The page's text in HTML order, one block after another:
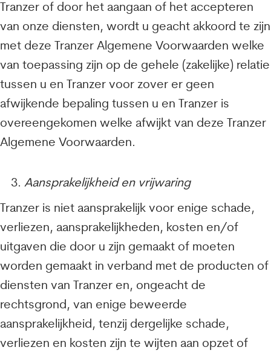
Tranzer of door het aangaan of het accepteren
van onze diensten, wordt u geacht akkoord te zijn
met deze Tranzer Algemene Voorwaarden welke
van toepassing zijn op de gehele (zakelijke) relatie
tussen u en Tranzer voor zover er geen
afwijkende bepaling tussen u en Tranzer is
overeengekomen welke afwijkt van deze Tranzer
Algemene Voorwaarden.
Aansprakelijkheid en vrijwaring
Tranzer is niet aansprakelijk voor enige schade,
verliezen, aansprakelijkheden, kosten en/of
uitgaven die door u zijn gemaakt of moeten
worden gemaakt in verband met de producten of
diensten van Tranzer en, ongeacht de
rechtsgrond, van enige beweerde
aansprakelijkheid, tenzij dergelijke schade,
verliezen en kosten zijn te wijten aan opzet of